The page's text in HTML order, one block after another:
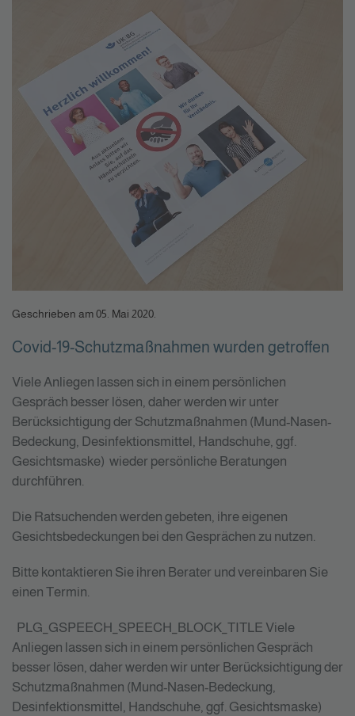
Geschrieben am05. Mai 2020
Covid-19-Schutzmaßnahmen wurden getroffen
Viele Anliegen lassen sich in einem persönlichen
Gespräch besser lösen, daher werden wir unter
Berücksichtigung der Schutzmaßnahmen (Mund-Nasen-
Bedeckung, Desinfektionsmittel, Handschuhe, ggf.
Gesichtsmaske) wieder persönliche Beratungen
durchführen.
Die Ratsuchenden werden gebeten, ihre eigenen
Gesichtsbedeckungen bei den Gesprächen zu nutzen.
Bitte kontaktieren Sie ihren Berater und vereinbaren Sie
einen Termin.
PLG_GSPEECH_SPEECH_BLOCK_TITLE Viele
Anliegen lassen sich in einem persönlichen Gespräch
besser lösen, daher werden wir unter Berücksichtigung der
Schutzmaßnahmen (Mund-Nasen-Bedeckung,
Desinfektionsmittel, Handschuhe, ggf. Gesichtsmaske)